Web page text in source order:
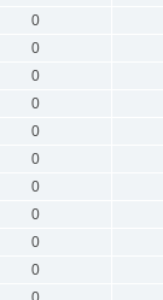
0
0
0
0
0
0
0
0
0
0